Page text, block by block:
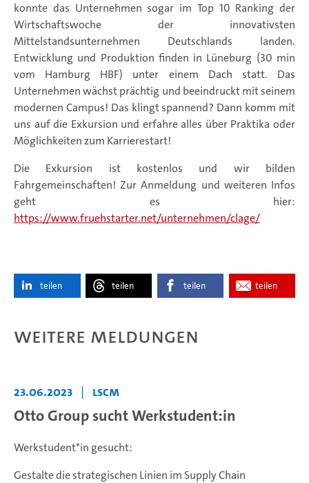
konnte das Unternehmen sogar im Top 10 Ranking der
Wirtschaftswoche der innovativsten
Mittelstandsunternehmen Deutschlands landen.
Entwicklung und Produktion finden in Lüneburg (30 min
vom Hamburg HBF) unter einem Dach statt. Das
Unternehmen wächst prächtig und beeindruckt mit seinem
modernen Campus! Das klingt spannend? Dann komm mit
uns auf die Exkursion und erfahre alles über Praktika oder
Möglichkeiten zum Karrierestart!
Die Exkursion ist kostenlos und wir bilden
Fahrgemeinschaften! Zur Anmeldung und weiteren Infos
geht es hier:
https://www.fruehstarter.net/unternehmen/clage/
teilen teilen teilen teilen
Weitere Meldungen
23.06.2023 | LSCM
Otto Group sucht Werkstudent:in
Werkstudent*in gesucht:
Gestalte die strategischen Linien im Supply Chain